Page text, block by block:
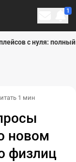
1
с нуля: полный
1 мин
новом
физлиц